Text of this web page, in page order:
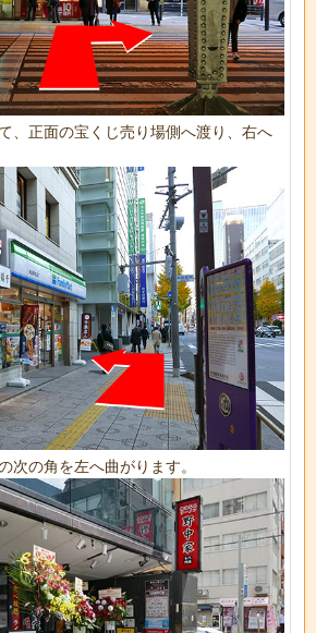
、正面の宝くじ売り場側へ渡り、右へ
次の角を左へ曲がります。